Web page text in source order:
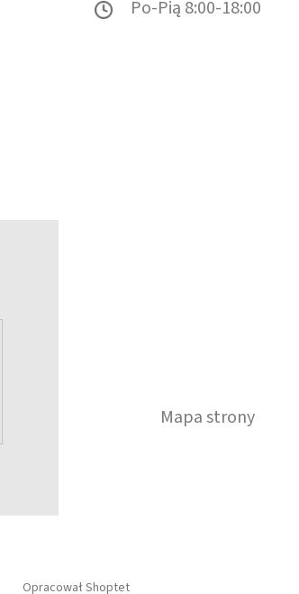
Po-Pią 8:00-18:00
Mapa strony
Opracował Shoptet